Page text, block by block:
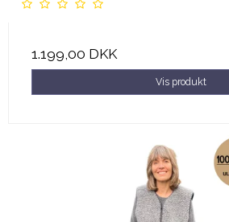
1.199,00 DKK
Vis produkt